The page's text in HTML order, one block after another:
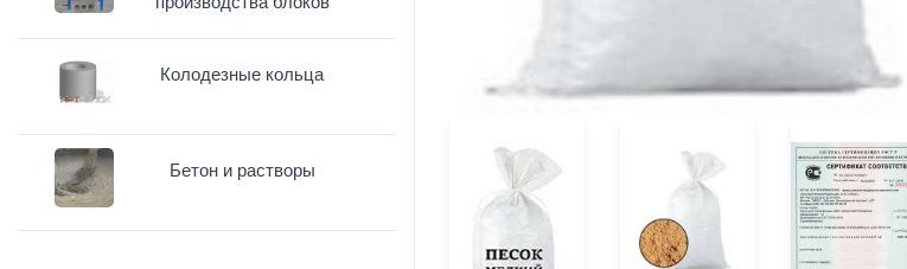
Колодезные кольца
Бетон и растворы